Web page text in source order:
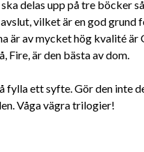
delas upp på tre böcker
vilket är en god grund
är av mycket hög kvalité är
Fire, är den bästa av dom.
fylla ett syfte. Gör den inte
Våga vägra trilogier!